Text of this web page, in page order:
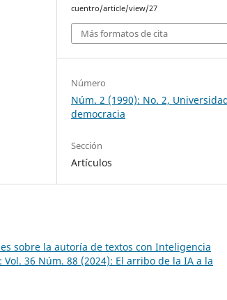
cuentro/article/view/27
Más formatos de cita
Número
Núm. 2 (1990): No. 2,
democracia
Sección
Artículos
sobre la autoría de textos con Inteligencia
36 Núm. 88 (2024): El arribo de la IA a la